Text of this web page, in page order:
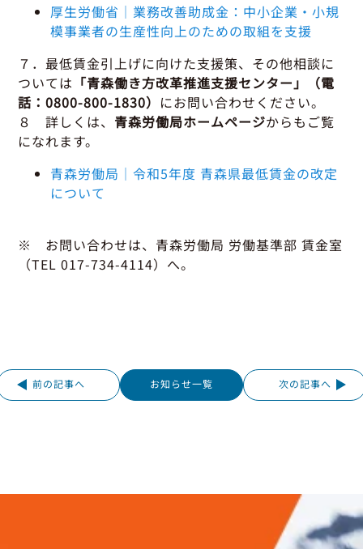
厚生労働省｜業務改善助成金：中小企業・小規
模事業者の生産性向上のための取組を支援
７．最低賃金引上げに向けた支援策、その他相談に
ついては 「青森働き方改革推進支援センター」（電
話：0800-800-1830） にお問い合わせください。
８ 詳しくは、 青森労働局ホームページからもご覧
になれます。
青森労働局｜令和5年度 青森県最低賃金の改定
について
※ お問い合わせは、青森労働局 労働基準部 賃金室
（TEL 017-734-4114） へ。
前の記事へ お知らせ一覧 次の記事へ